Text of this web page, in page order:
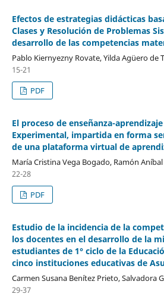
Efectos de estrategias didácticas
Clases y Resolución de Problemas
desarrollo de las competencias
Pablo Kiernyezny Rovate, Yilda Agüero de
15-21
PDF
El proceso de enseñanza-
Experimental, impartida en forma
de una plataforma virtual de
María Cristina Vega Bogado, Ramón
22-28
PDF
Estudio de la incidencia de la
los docentes en el desarrollo de la
estudiantes de 1° ciclo de la
cinco instituciones educativas de
Carmen Susana Benítez Prieto, Salvadora
29-37